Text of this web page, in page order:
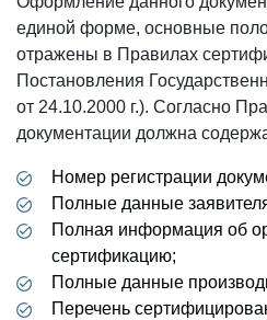
единой форме, основные
отражены в Правилах
Постановления
от 24.10.2000 г.). Согласно
документации должна
Номер регистрации
Полные данные
Полная информация об
сертификацию;
Полные данные
Перечень